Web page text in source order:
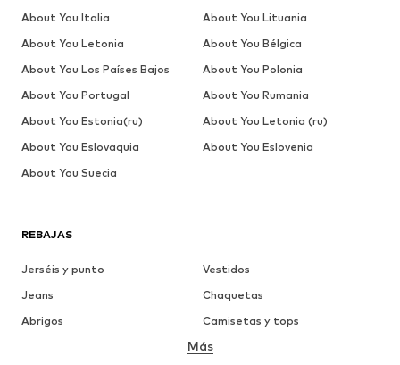
REBAJAS
Jerséis y punto
Vestidos
Jeans
Chaquetas
Abrigos
Camisetas y tops
Ropa interior
Más
About You Italia
About You Lituania
About You Letonia
About You Bélgica
About You Los Países Bajos
About You Polonia
About You Portugal
About You Rumania
About You Estonia(ru)
About You Letonia (ru)
About You Eslovaquia
About You Eslovenia
About You Suecia